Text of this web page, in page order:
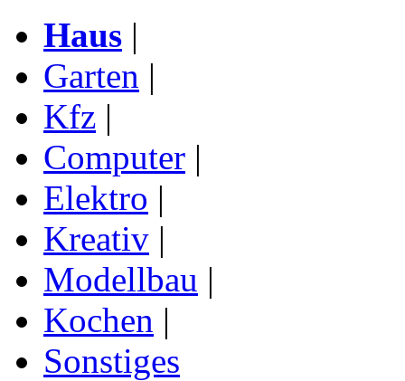
Haus |
Garten |
Kfz |
Computer |
Elektro |
Kreativ |
Modellbau |
Kochen |
Sonstiges